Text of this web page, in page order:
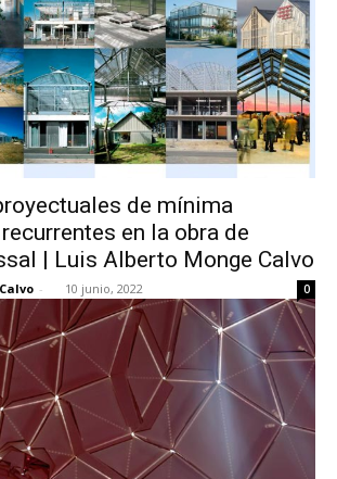
de mínima
en la obra de
| Luis Alberto Monge Calvo
- 10 junio, 2022 0